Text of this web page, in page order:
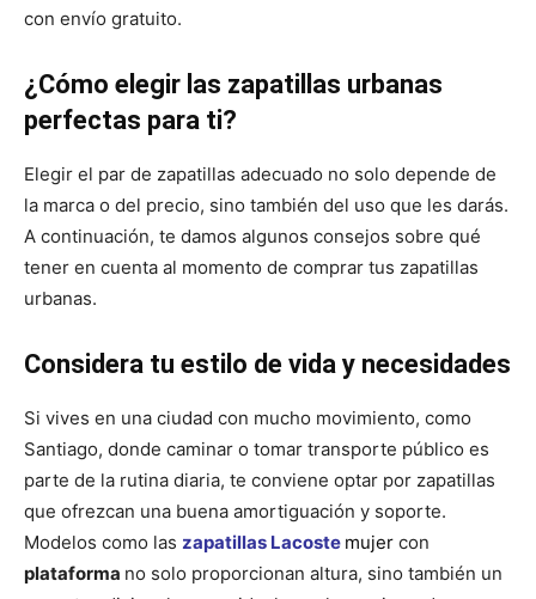
con envío gratuito.
¿Cómo elegir las zapatillas urbanas
perfectas para ti?
Elegir el par de zapatillas adecuado no solo depende de
la marca o del precio, sino también del uso que les darás.
A continuación, te damos algunos consejos sobre qué
tener en cuenta al momento de comprar tus zapatillas
urbanas.
Considera tu estilo de vida y necesidades
Si vives en una ciudad con mucho movimiento, como
Santiago, donde caminar o tomar transporte público es
parte de la rutina diaria, te conviene optar por zapatillas
que ofrezcan una buena amortiguación y soporte.
Modelos como las zapatillas Lacoste mujer con
plataforma no solo proporcionan altura, sino también un